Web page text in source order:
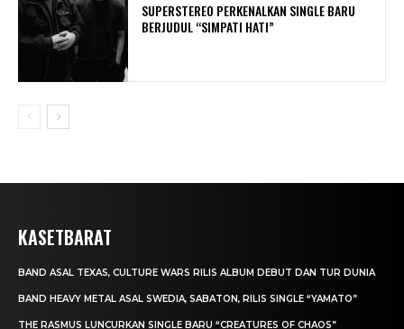
SUPERSTEREO PERKENALKAN SINGLE BARU
BERJUDUL “SIMPATI HATI”
KASETBARAT
BAND ASAL TEXAS, CULTURE WARS RILIS ALBUM DEBUT DAN TUR DUNIA
BAND HEAVY METAL ASAL SWEDIA, SABATON, RILIS SINGLE “YAMATO”
THE RASMUS LUNCURKAN SINGLE BARU “CREATURES OF CHAOS”